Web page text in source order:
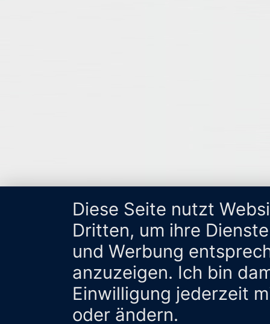
Diese Seite nutzt
Dritten, um ihre
und Werbung
anzuzeigen. Ich bin
Einwilligung jederzeit
oder ändern.